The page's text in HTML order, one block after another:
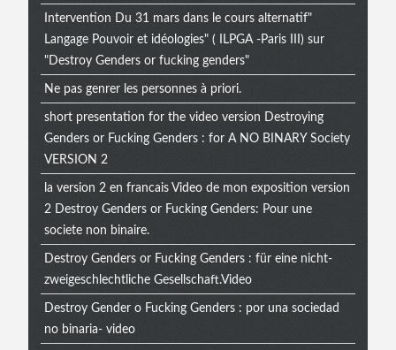
Intervention Du 31 mars dans le cours alternatif"
Langage Pouvoir et idéologies" ( ILPGA -Paris III) sur
"Destroy Genders or fucking genders"
Ne pas genrer les personnes à priori.
short presentation for the video version Destroying
Genders or Fucking Genders : for A NO BINARY Society
VERSION 2
la version 2 en francais Video de mon exposition version
2 Destroy Genders or Fucking Genders: Pour une
societe non binaire.
Destroy Genders or Fucking Genders : für eine nicht-
zweigeschlechtliche Gesellschaft.Video
Destroy Gender o Fucking Genders : por una sociedad
no binaria- video